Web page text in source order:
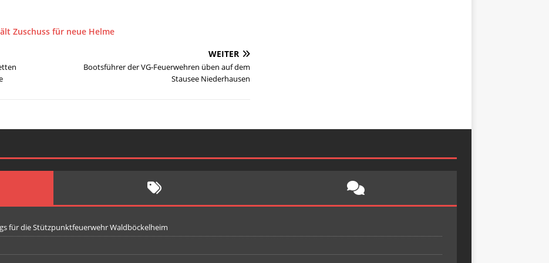
Zuschuss für neue Helme
WEITER
Bootsführer der VG-Feuerwehren üben auf dem
Stausee Niederhausen
für die Stützpunktfeuerwehr Waldböckelheim